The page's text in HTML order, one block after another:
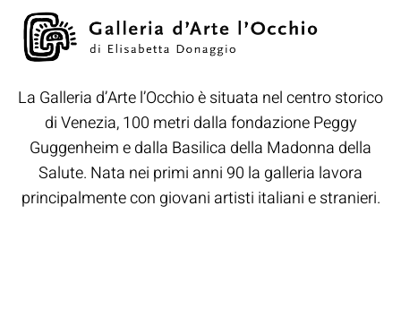
La Galleria d’Arte l’Occhio è situata nel centro storico
di Venezia, 100 metri dalla fondazione Peggy
Guggenheim e dalla Basilica della Madonna della
Salute. Nata nei primi anni 90 la galleria lavora
principalmente con giovani artisti italiani e stranieri.